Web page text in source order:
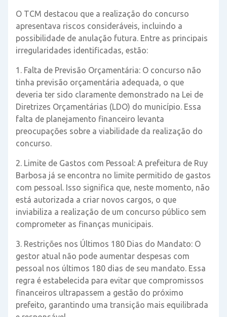
O TCM destacou que a realização do concurso
apresentava riscos consideráveis, incluindo a
possibilidade de anulação futura. Entre as principais
irregularidades identificadas, estão:
1. Falta de Previsão Orçamentária: O concurso não
tinha previsão orçamentária adequada, o que
deveria ter sido claramente demonstrado na Lei de
Diretrizes Orçamentárias (LDO) do município. Essa
falta de planejamento financeiro levanta
preocupações sobre a viabilidade da realização do
concurso.
2. Limite de Gastos com Pessoal: A prefeitura de Ruy
Barbosa já se encontra no limite permitido de gastos
com pessoal. Isso significa que, neste momento, não
está autorizada a criar novos cargos, o que
inviabiliza a realização de um concurso público sem
comprometer as finanças municipais.
3. Restrições nos Últimos 180 Dias do Mandato: O
gestor atual não pode aumentar despesas com
pessoal nos últimos 180 dias de seu mandato. Essa
regra é estabelecida para evitar que compromissos
financeiros ultrapassem a gestão do próximo
prefeito, garantindo uma transição mais equilibrada